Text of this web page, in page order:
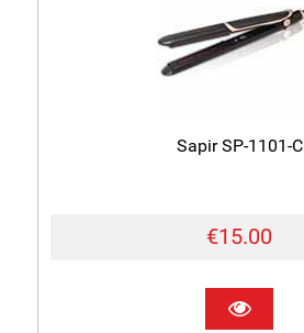
Sapir SP-1101-C
€15.00